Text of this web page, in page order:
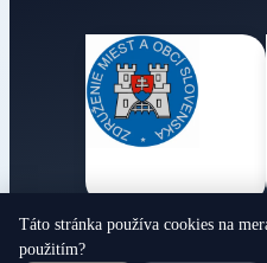
Obecné noviny
Táto stránka používa cookies na
použitím?